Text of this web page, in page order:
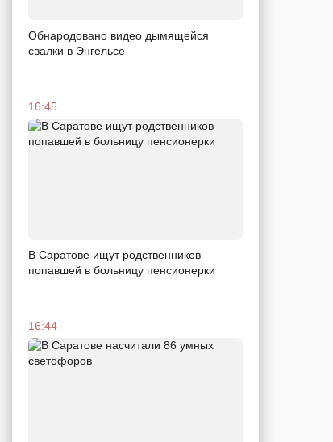
Обнародовано видео дымящейся
свалки в Энгельсе
16:45
В Саратове ищут родственников
попавшей в больницу пенсионерки
16:44